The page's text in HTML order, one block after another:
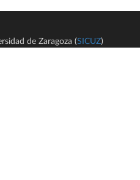
de Zaragoza (SICUZ)